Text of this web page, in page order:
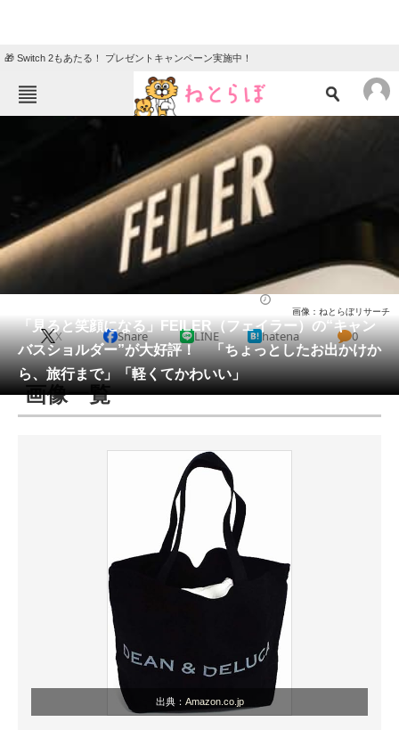
🎁 Switch 2もあたる！ プレゼントキャンペーン実施中！
ねとらぼメニュー
ニュース
クイズ
グルメ 地域
住まい
リサーチ
会員記事
メディア
注目記事を集めた総合ページ
スマホと通信の最新トレンド
進化するPCとデバイスの未来
好きが集まる 比べて選べる
ビジネスと働き方のヒント
AI活用のいまが分かる
企業ITのトレンドを詳説
経営リーダーのコミュニティ
「見ると笑顔になる」FEILER（フェイラー）の“キャン
バスショルダー”が大好評！ 「ちょっとしたお出かけか
ら、旅行まで」「軽くてかわいい」
画像：ねとらぼリサーチ
X Share LINE hatena 0
画像一覧
出典： Amazon.co.jp